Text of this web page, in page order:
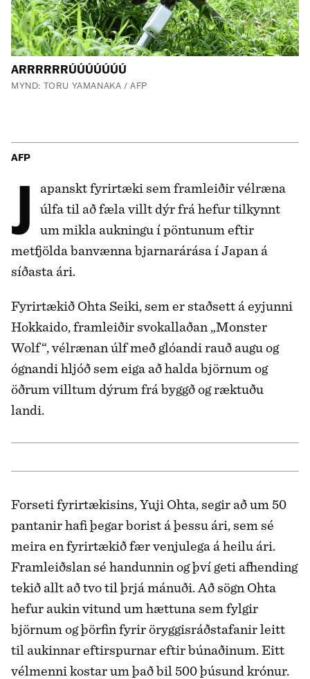
ARRRRRRÚÚÚÚÚÚÚ
MYND: TORU YAMANAKA / AFP
AFP
Japanskt fyrirtæki sem framleiðir vélræna úlfa til að fæla villt dýr frá hefur tilkynnt
um mikla aukningu í pöntunum eftir
metfjölda banvænna bjarnarárása í Japan á
síðasta ári.
Fyrirtækið Ohta Seiki, sem er staðsett á eyjunni
Hokkaido, framleiðir svokallaðan „Monster
Wolf“, vélrænan úlf með glóandi rauð augu og
ógnandi hljóð sem eiga að halda björnum og
öðrum villtum dýrum frá byggð og ræktuðu
landi.
Forseti fyrirtækisins, Yuji Ohta, segir að um 50
pantanir hafi þegar borist á þessu ári, sem sé
meira en fyrirtækið fær venjulega á heilu ári.
Framleiðslan sé handunnin og því geti afhending
tekið allt að tvo til þrjá mánuði. Að sögn Ohta
hefur aukin vitund um hættuna sem fylgir
björnum og þörfin fyrir öryggisráðstafanir leitt
til aukinnar eftirspurnar eftir búnaðinum. Eitt
vélmenni kostar um það bil 500 þúsund krónur.